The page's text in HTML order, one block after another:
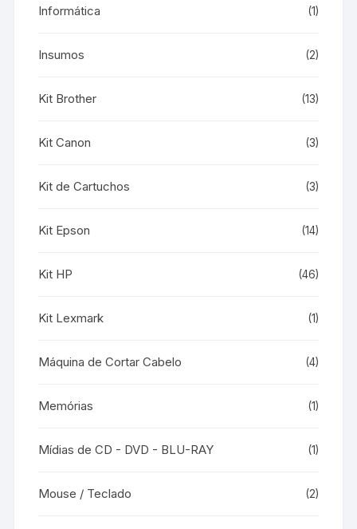
Informática (1)
Insumos (2)
Kit Brother (13)
Kit Canon (3)
Kit de Cartuchos (3)
Kit Epson (14)
Kit HP (46)
Kit Lexmark (1)
Máquina de Cortar Cabelo (4)
Memórias (1)
Mídias de CD - DVD - BLU-RAY (1)
Mouse / Teclado (2)